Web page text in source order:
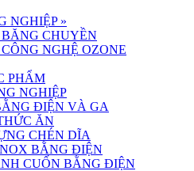
NGHIỆP »
CHUYỀN
NGHỆ OZONE
PHẨM
NGHIỆP
ĐIỆN VÀ GA
ĂN
CHÉN DĨA
BẰNG ĐIỆN
CUỐN BẰNG ĐIỆN